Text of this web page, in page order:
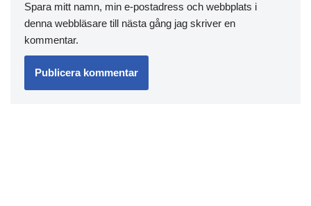
Spara mitt namn, min e-postadress och webbplats i
denna webbläsare till nästa gång jag skriver en
kommentar.